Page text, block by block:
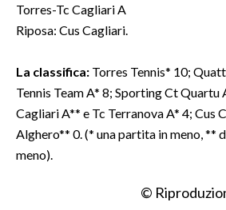
ANNUNCI
NECROLOGI
SPIAGGE
STORE
Torres-Tc Cagliari A
Riposa: Cus Cagliari.
La classifica: Torres Tennis* 10;
Tennis Team A* 8; Sporting Ct Quartu
Cagliari A** e Tc Terranova A* 4; Cus
Alghero** 0. (* una partita in meno, **
meno).
©